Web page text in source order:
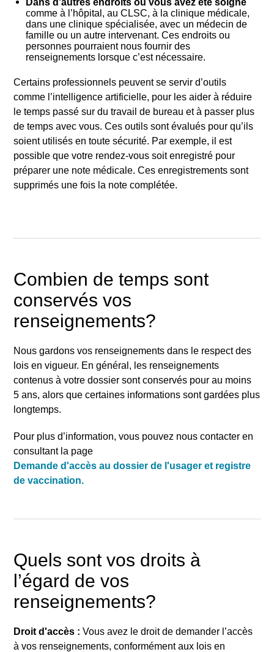
Rechercher
comme à l’hôpital, au CLSC, à la clinique médicale,
dans une clinique spécialisée, avec un médecin de
famille ou un autre intervenant. Ces endroits ou
personnes pourraient nous fournir des
renseignements lorsque c’est nécessaire.
Certains professionnels peuvent se servir d’outils
comme l’intelligence artificielle, pour les aider à réduire
le temps passé sur du travail de bureau et à passer plus
de temps avec vous. Ces outils sont évalués pour qu’ils
soient utilisés en toute sécurité. Par exemple, il est
possible que votre rendez-vous soit enregistré pour
préparer une note médicale. Ces enregistrements sont
supprimés une fois la note complétée.
Combien de temps sont
conservés vos
renseignements?
Nous gardons vos renseignements dans le respect des
lois en vigueur. En général, les renseignements
contenus à votre dossier sont conservés pour au moins
5 ans, alors que certaines informations sont gardées plus
longtemps.
Pour plus d’information, vous pouvez nous contacter en
consultant la page
Demande d'accès au dossier de l'usager et registre
de vaccination.
Quels sont vos droits à
l’égard de vos
renseignements?
Droit d'accès : Vous avez le droit de demander l’accès
à vos renseignements, conformément aux lois en